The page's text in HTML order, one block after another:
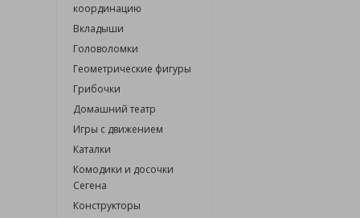
координацию
Вкладыши
Головоломки
Геометрические фигуры
Грибочки
Домашний театр
Игры с движением
Каталки
Комодики и досочки
Сегена
Конструкторы